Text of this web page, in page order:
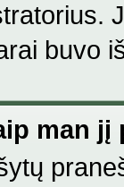
buvo
man jį